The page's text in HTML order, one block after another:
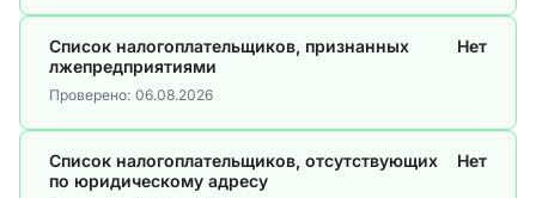
Список налогоплательщиков, признанных
лжепредприятиями
Нет
Проверено: 06.08.2026
Список налогоплательщиков, отсутствующих
по юридическому адресу
Нет